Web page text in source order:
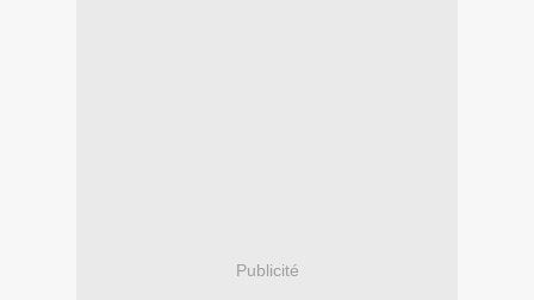
Publicité